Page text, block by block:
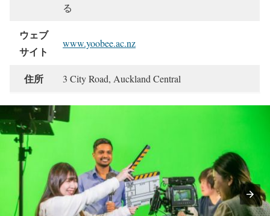
る
ウェブ
サイト
www.yoobee.ac.nz
住所 3 City Road, Auckland Central